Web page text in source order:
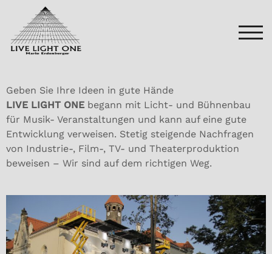
Geben Sie Ihre Ideen in gute Hände
LIVE LIGHT ONE begann mit Licht- und Bühnenbau
für Musik- Veranstaltungen und kann auf eine gute
Entwicklung verweisen. Stetig steigende Nachfragen
von Industrie-, Film-, TV- und Theaterproduktion
beweisen – Wir sind auf dem richtigen Weg.